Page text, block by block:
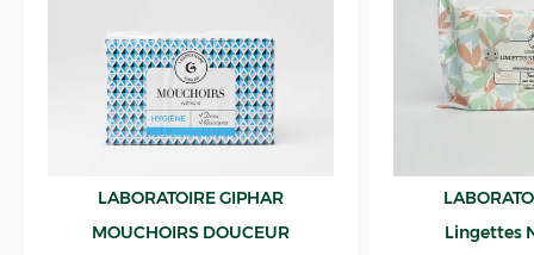
LABORATOIRE GIPHAR
MOUCHOIRS DOUCEUR
Lingettes